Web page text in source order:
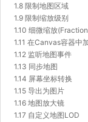
1.8 限制地图区域
1.9 限制缩放级别
1.10 细微缩放
1.11 在Canvas容器中
1.12 监听地图事件
1.13 同步地图
1.14 屏幕坐标转换
1.15 导出为图片
1.16 地图放大镜
1.17 自定义地图LOD